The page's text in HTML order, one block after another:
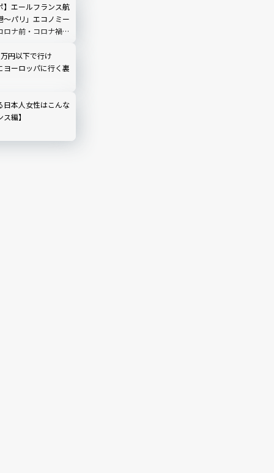
】エールフランス航
～パリ」エコノミー
ロナ前・コロナ禍と
円以下で行け
ヨーロッパに行く裏
日本人女性はこんな
編】